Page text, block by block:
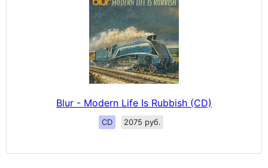
Blur - Modern Life Is Rubbish (CD)
CD 2075 руб.